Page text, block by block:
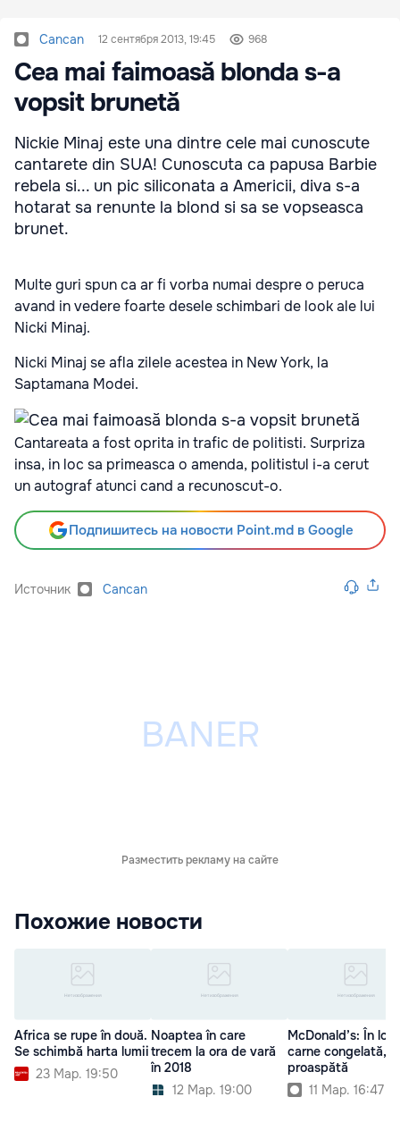
Cancan 12 сентября 2013, 19:45 968
Cea mai faimoasă blonda s-a
vopsit brunetă
Nickie Minaj este una dintre cele mai cunoscute
cantarete din SUA! Cunoscuta ca papusa Barbie
rebela si... un pic siliconata a Americii, diva s-a
hotarat sa renunte la blond si sa se vopseasca
brunet.
Multe guri spun ca ar fi vorba numai despre o peruca
avand in vedere foarte desele schimbari de look ale lui
Nicki Minaj.
Nicki Minaj se afla zilele acestea in New York, la
Saptamana Modei.
Cantareata a fost oprita in trafic de politisti. Surpriza
insa, in loc sa primeasca o amenda, politistul i-a cerut
un autograf atunci cand a recunoscut-o.
Подпишитесь на новости Point.md в Google
Источник Cancan
Разместить рекламу на сайте
Похожие новости
Africa se rupe în două.
Se schimbă harta lumii
23 Мар. 19:50
Noaptea în care
trecem la ora de vară
în 2018
12 Мар. 19:00
McDonald’s: În loc
carne congelată,
proaspătă
11 Мар. 16:47